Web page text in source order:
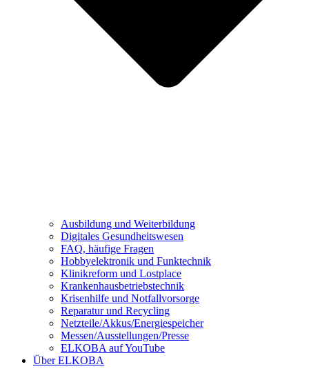
Ausbildung und Weiterbildung
Digitales Gesundheitswesen
FAQ, häufige Fragen
Hobbyelektronik und Funktechnik
Klinikreform und Lostplace
Krankenhausbetriebstechnik
Krisenhilfe und Notfallvorsorge
Reparatur und Recycling
Netzteile/Akkus/Energiespeicher
Messen/Ausstellungen/Presse
ELKOBA auf YouTube
Über ELKOBA